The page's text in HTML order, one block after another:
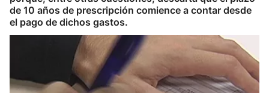
de 10 años de prescripción comience a contar desde
el pago de dichos gastos.